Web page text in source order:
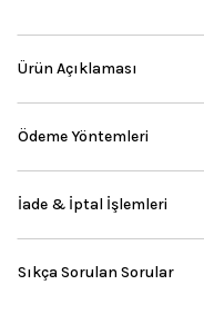
Ürün Açıklaması
Ödeme Yöntemleri
İade & İptal İşlemleri
Sıkça Sorulan Sorular